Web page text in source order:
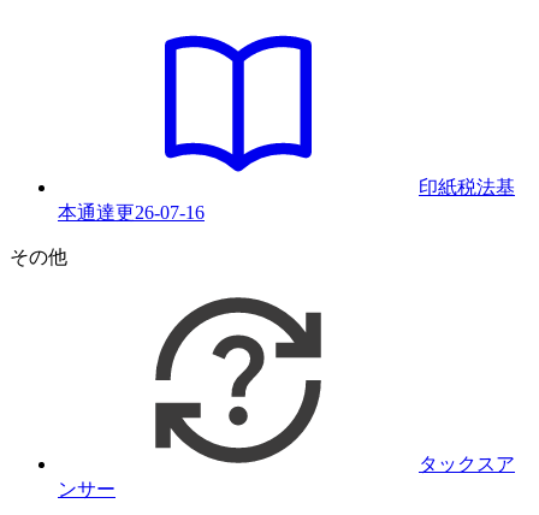
印紙税法基
本通達更26-07-16
その他
タックスア
ンサー